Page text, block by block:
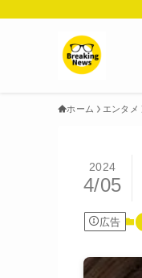
ホーム エンタメ
2024
4/05
広告